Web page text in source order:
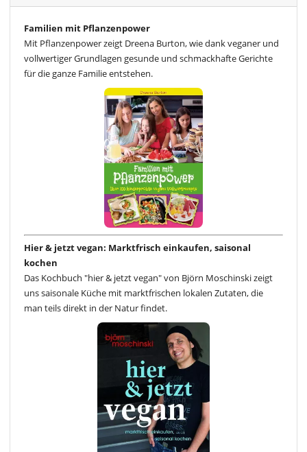
Familien mit Pflanzenpower
Mit Pflanzenpower zeigt Dreena Burton, wie dank veganer und
vollwertiger Grundlagen gesunde und schmackhafte Gerichte
für die ganze Familie entstehen.
Hier & jetzt vegan: Marktfrisch einkaufen, saisonal
kochen
Das Kochbuch "hier & jetzt vegan" von Björn Moschinski zeigt
uns saisonale Küche mit marktfrischen lokalen Zutaten, die
man teils direkt in der Natur findet.